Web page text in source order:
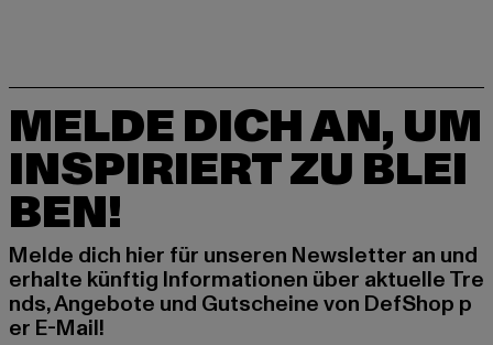
MELDE DICH AN, UM
INSPIRIERT ZU BLEI
BEN!
Melde dich hier für unseren Newsletter an und
erhalte künftig Informationen über aktuelle Tre
nds, Angebote und Gutscheine von DefShop p
er E-Mail!